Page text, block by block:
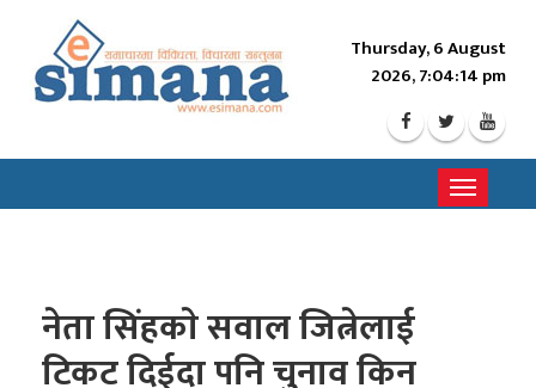
Thursday, 6 August
2026, 7:04:16 pm
Toggle
नेता सिंहकाे सवाल जित्नेलाई
टिकट दिईदा पनि चुनाव किन